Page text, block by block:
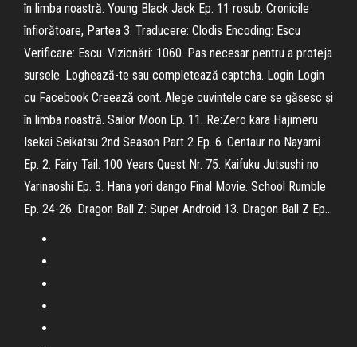
în limba noastră. Young Black Jack Ep. 11 rosub. Cronicile
înfiorătoare, Partea 3. Traducere: Clodis Encoding: Escu
Verificare: Escu. Vizionări: 1060. Pas necesar pentru a proteja
sursele. Loghează-te sau completează captcha. Login Login
cu Facebook Creează cont. Alege cuvintele care se găsesc și
în limba noastră. Sailor Moon Ep. 11. Re:Zero kara Hajimeru
Isekai Seikatsu 2nd Season Part 2 Ep. 6. Centaur no Nayami
Ep. 2. Fairy Tail: 100 Years Quest Nr. 75. Kaifuku Jutsushi no
Yarinaoshi Ep. 3. Hana yori dango Final Movie. School Rumble
Ep. 24-26. Dragon Ball Z: Super Android 13. Dragon Ball Z Ep…